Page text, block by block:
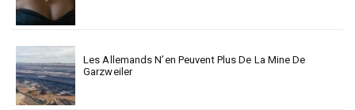
Les Allemands N’en Peuvent Plus De La Mine De
Garzweiler